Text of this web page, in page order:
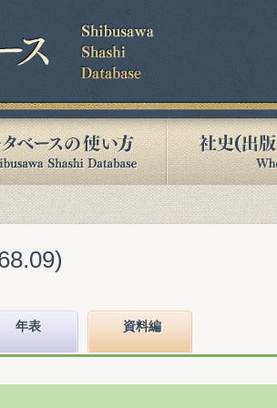
年表 資料編